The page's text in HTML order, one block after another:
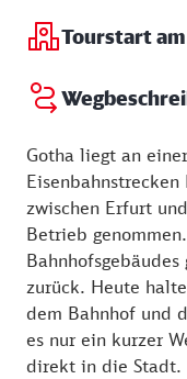
Tourstart
Gotha liegt an
zwischen Erfurt
Betrieb
zurück. Heute
dem Bahnhof und
es nur ein kurzer
direkt in die Stadt.